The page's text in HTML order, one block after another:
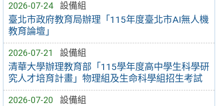
2026-07-24 設備組
臺北市政府教育局辦理「115年度臺北市AI無人機
教育論壇」
2026-07-21 設備組
清華大學辦理教育部「115學年度高中學生科學研
究人才培育計畫」物理組及生命科學組招生考試
2026-07-20 設備組